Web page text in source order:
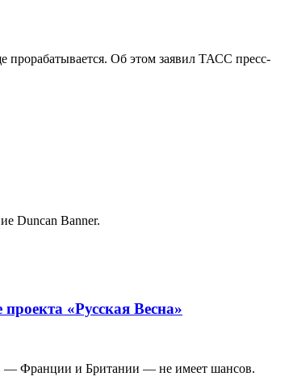
прорабатывается. Об этом заявил ТАСС пресс-
Duncan Banner.
«Русская Весна»
— Франции и Британии — не имеет шансов.